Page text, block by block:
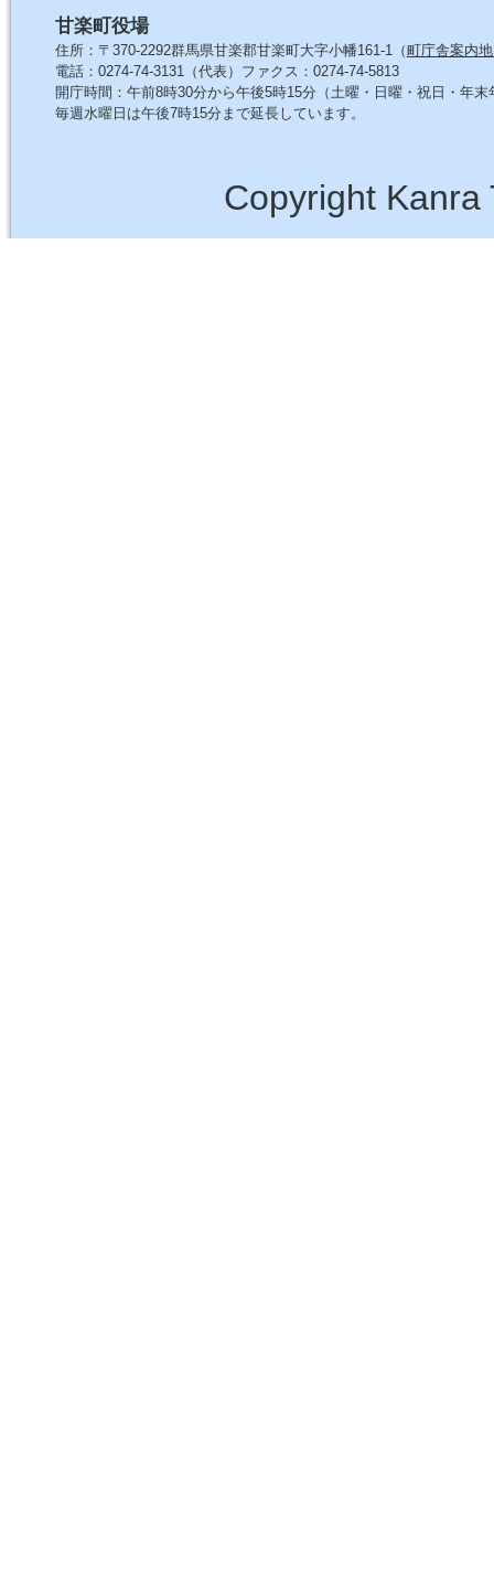
甘楽町役場
住所：〒370-2292群馬県甘楽郡甘楽町大字小幡161-1（町庁舎案内
電話：0274-74-3131（代表）ファクス：0274-74-5813
開庁時間：午前8時30分から午後5時15分（土曜・日曜・祝日・年末
毎週水曜日は午後7時15分まで延長しています。
Copyright Kanra